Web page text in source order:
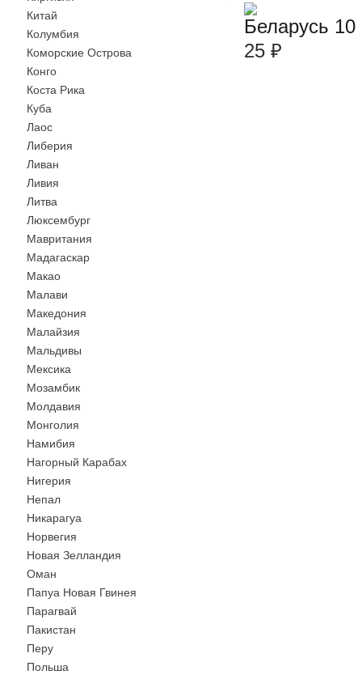
Китай
Колумбия
Коморские Острова
Конго
Коста Рика
Куба
Лаос
Либерия
Ливан
Ливия
Литва
Люксембург
Мавритания
Мадагаскар
Макао
Малави
Македония
Малайзия
Мальдивы
Мексика
Мозамбик
Молдавия
Монголия
Намибия
Нагорный Карабах
Нигерия
Непал
Никарагуа
Норвегия
Новая Зелландия
Оман
Папуа Новая Гвинея
Парагвай
Пакистан
Перу
Польша
Беларусь
25 ₽